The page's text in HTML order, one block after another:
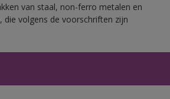
van staal, non-ferro metalen en
die volgens de voorschriften zijn